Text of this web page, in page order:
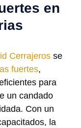
en
Cerrajeros se
fuertes,
para
un candado
Con un
la